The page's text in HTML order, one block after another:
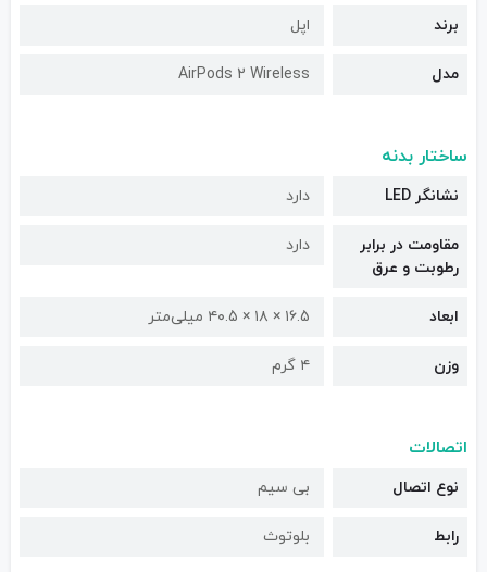
برند اپل
مدل AirPods 2 Wireless
ساختار بدنه
نشانگر LED دارد
مقاومت در برابر
رطوبت و عرق
دارد
ابعاد ۱۶.5 × ۱۸ × ۴۰.5 میلی‌متر
وزن ۴ گرم
اتصالات
نوع اتصال بی سیم
رابط بلوتوث